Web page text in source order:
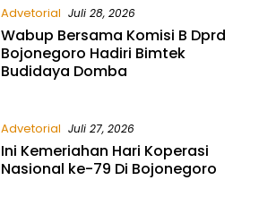
Advetorial Juli 28, 2026
Wabup Bersama Komisi B Dprd
Bojonegoro Hadiri Bimtek
Budidaya Domba
Advetorial Juli 27, 2026
Ini Kemeriahan Hari Koperasi
Nasional ke-79 Di Bojonegoro